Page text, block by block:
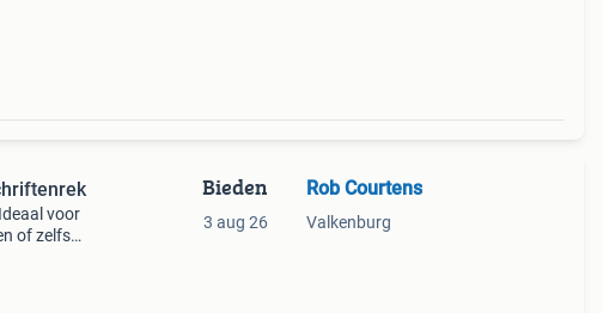
voor
of zelfs
Bieden
3 aug 26
Rob Courtens
Valkenburg